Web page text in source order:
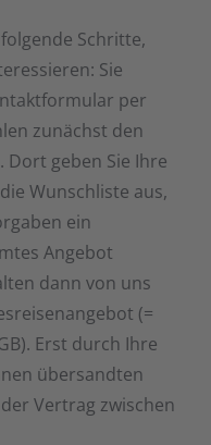
Schritte,
Sie
per
zunächst den
Dort geben Sie Ihre
Wunschliste aus,
ein
Angebot
dann von uns
(=
Erst durch Ihre
übersandten
Vertrag zwischen